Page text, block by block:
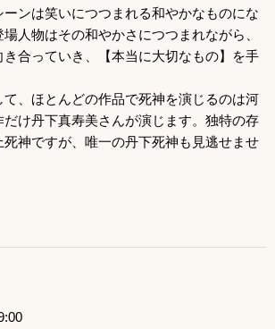
ンは笑いにつつまれる和やかなものにな
人物はその和やかさにつつまれながら、
合っていき、【本当に大切なもの】を手
、ほとんどの作品で死神を演じるのは河
だけ丹下真寿美さんが演じます。独特の存
神ですが、唯一の丹下死神も見逃せませ